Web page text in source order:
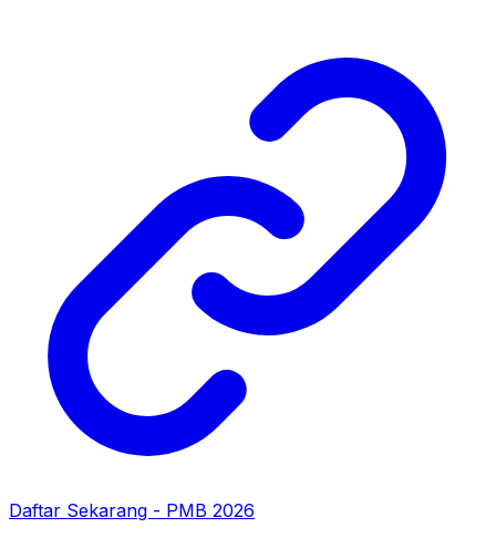
Daftar Sekarang - PMB 2026